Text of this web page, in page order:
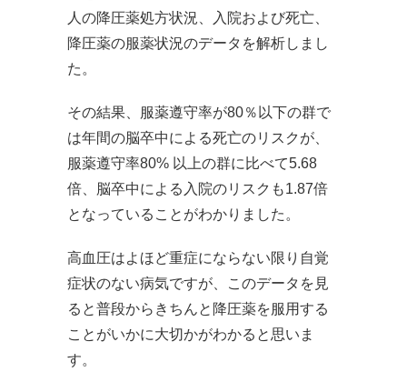
人の降圧薬処方状況、入院および死亡、
降圧薬の服薬状況のデータを解析しまし
た。
その結果、服薬遵守率が80％以下の群で
は年間の脳卒中による死亡のリスクが、
服薬遵守率80% 以上の群に比べて5.68
倍、脳卒中による入院のリスクも1.87倍
となっていることがわかりました。
高血圧はよほど重症にならない限り自覚
症状のない病気ですが、このデータを見
ると普段からきちんと降圧薬を服用する
ことがいかに大切かがわかると思いま
す。